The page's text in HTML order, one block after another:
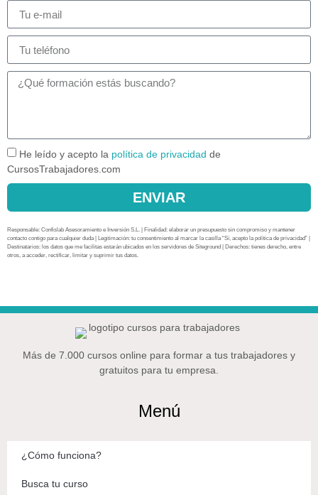
He leído y acepto la política de privacidad de
CursosTrabajadores.com
ENVIAR
Responsable: Confislab Asesoramiento e Inversión S.L. | Finalidad: elaborar un presupuesto sin compromiso y mantener
contacto contigo para cualquier duda | Legitimación: tu consentimiento al marcar la casilla “Sí, acepto la política de privacidad” |
Destinatarios: los datos que me facilitas estarán ubicados en los servidores de Siteground | Derechos: tienes derecho, entre
otros, a acceder, rectificar, limitar y suprimir tus datos.
Más de 7.000 cursos online para formar a tus trabajadores y
gratuitos para tu empresa.
Menú
¿Cómo funciona?
Busca tu curso